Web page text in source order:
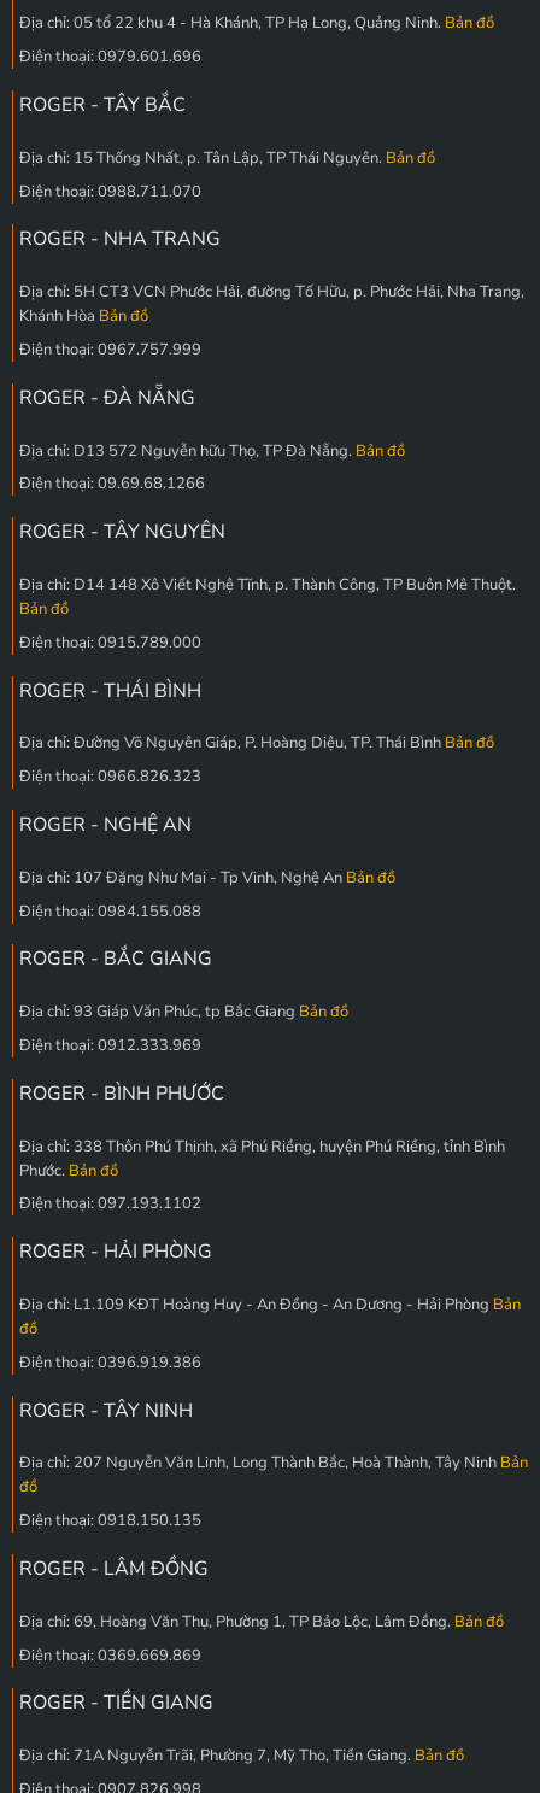
Địa chỉ: 05 tổ 22 khu 4 - Hà Khánh, TP Hạ Long, Quảng Ninh. Bản đồ
Điện thoại: 0979.601.696
ROGER - TÂY BẮC
Địa chỉ: 15 Thống Nhất, p. Tân Lập, TP Thái Nguyên. Bản đồ
Điện thoại: 0988.711.070
ROGER - NHA TRANG
Địa chỉ: 5H CT3 VCN Phước Hải, đường Tố Hữu, p. Phước Hải, Nha Trang,
Khánh Hòa Bản đồ
Điện thoại: 0967.757.999
ROGER - ĐÀ NẴNG
Địa chỉ: D13 572 Nguyễn hữu Thọ, TP Đà Nẵng. Bản đồ
Điện thoại: 09.69.68.1266
ROGER - TÂY NGUYÊN
Địa chỉ: D14 148 Xô Viết Nghệ Tĩnh, p. Thành Công, TP Buôn Mê Thuột.
Bản đồ
Điện thoại: 0915.789.000
ROGER - THÁI BÌNH
Địa chỉ: Đường Võ Nguyên Giáp, P. Hoàng Diệu, TP. Thái Bình Bản đồ
Điện thoại: 0966.826.323
ROGER - NGHỆ AN
Địa chỉ: 107 Đặng Như Mai - Tp Vinh, Nghệ An Bản đồ
Điện thoại: 0984.155.088
ROGER - BẮC GIANG
Địa chỉ: 93 Giáp Văn Phúc, tp Bắc Giang Bản đồ
Điện thoại: 0912.333.969
ROGER - BÌNH PHƯỚC
Địa chỉ: 338 Thôn Phú Thịnh, xã Phú Riềng, huyện Phú Riềng, tỉnh Bình
Phước. Bản đồ
Điện thoại: 097.193.1102
ROGER - HẢI PHÒNG
Địa chỉ: L1.109 KĐT Hoàng Huy - An Đồng - An Dương - Hải Phòng Bản
đồ
Điện thoại: 0396.919.386
ROGER - TÂY NINH
Địa chỉ: 207 Nguyễn Văn Linh, Long Thành Bắc, Hoà Thành, Tây Ninh Bản
đồ
Điện thoại: 0918.150.135
ROGER - LÂM ĐỒNG
Địa chỉ: 69, Hoàng Văn Thụ, Phường 1, TP Bảo Lộc, Lâm Đồng. Bản đồ
Điện thoại: 0369.669.869
ROGER - TIỀN GIANG
Địa chỉ: 71A Nguyễn Trãi, Phường 7, Mỹ Tho, Tiền Giang. Bản đồ